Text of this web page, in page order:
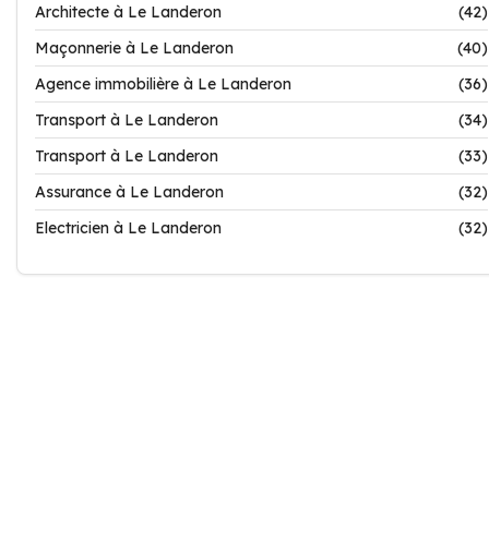
Architecte à Le Landeron
(42)
Maçonnerie à Le Landeron
(40)
Agence immobilière à Le Landeron
(36)
Transport à Le Landeron
(34)
Transport à Le Landeron
(33)
Assurance à Le Landeron
(32)
Electricien à Le Landeron
(32)